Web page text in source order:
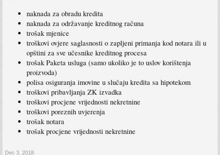
naknada za obradu kredita
naknada za održavanje kreditnog računa
trošak mjenice
troškovi ovjere saglasnosti o zapljeni primanja kod notara ili u
opštini za sve učesnike kreditnog procesa
trošak Paketa usluga (samo ukoliko je to uslov korištenja
proizvoda)
polisa osiguranja imovine u slučaju kredita sa hipotekom
troškovi pribavljanja ZK izvadka
troškovi procjene vrijednosti nekretnine
troškovi poreznih uvjerenja
trošak notara
trošak procjene vrijednosti nekretnine
Dec 3, 2018